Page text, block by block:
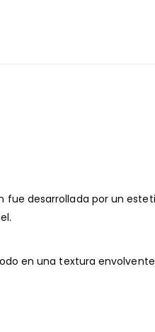
desarrollada por un
en una textura